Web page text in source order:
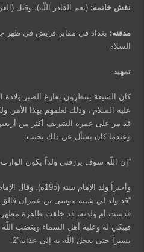
نقش خاتمه: (نعم القادر اللّه)، وقيل
مدفنه: بغداد في مقابر قريش في ظهر
السلام
تمهيد
كان الشيعة ينتظرون بفارغ الصبر ولادة
عليه السلام ، وذلك لعلمهم بهذا الأمر،
قد مر على عمره الشريف أكثر من
وعندما كان يسأل عن ذلك يجيب:
“إن اللّه سوف يرزقني ولداً يكون الوارث
وأخيراً ولد الإمام
“قد ولد لي شبيه موسى بن عمران فالق
قدست أم ولدته، قد خلقت طاهرة
فيبكي له وعليه أهل السماء ويغضب
يسيراً حتى يعجل اللّه به إلى عذابه”2.